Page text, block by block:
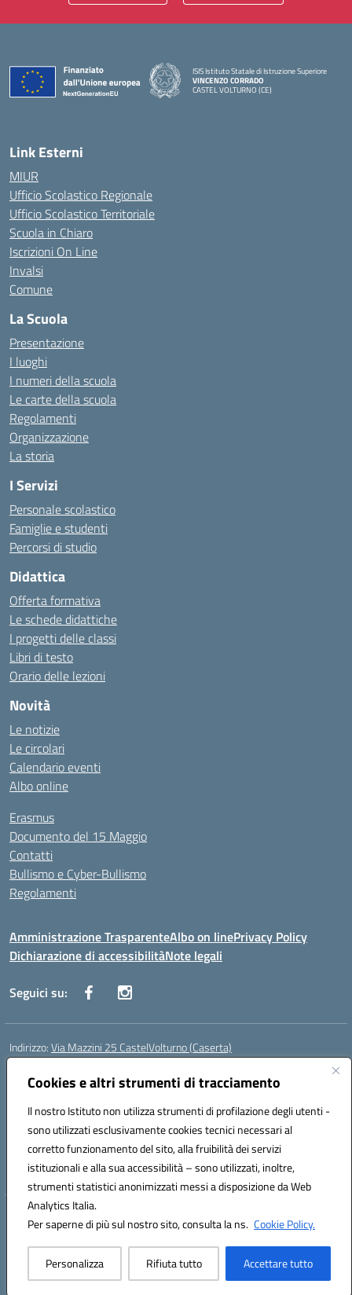
Cookies e altri strumenti di tracciamento
Il nostro Istituto non utilizza strumenti di profilazione degli utenti -
sono utilizzati esclusivamente cookies tecnici necessari al
corretto funzionamento del sito, alla fruibilità dei servizi
istituzionali e alla sua accessibilità – sono utilizzati, inoltre,
strumenti statistici anonimizzati messi a disposizione da Web
Analytics Italia.
Per saperne di più sul nostro sito, consulta la ns. Cookie Policy.
Personalizza Rifiuta tutto Accettare tutto
ISIS Istituto Statale di Istruzione Superiore
VINCENZO CORRADO
CASTEL VOLTURNO (CE)
Link Esterni
MIUR
Ufficio Scolastico Regionale
Ufficio Scolastico Territoriale
Scuola in Chiaro
Iscrizioni On Line
Invalsi
Comune
La Scuola
Presentazione
I luoghi
I numeri della scuola
Le carte della scuola
Regolamenti
Organizzazione
La storia
I Servizi
Personale scolastico
Famiglie e studenti
Percorsi di studio
Didattica
Offerta formativa
Le schede didattiche
I progetti delle classi
Libri di testo
Orario delle lezioni
Novità
Le notizie
Le circolari
Calendario eventi
Albo online
Erasmus
Documento del 15 Maggio
Contatti
Bullismo e Cyber-Bullismo
Regolamenti
Amministrazione TrasparenteAlbo on linePrivacy Policy
Dichiarazione di accessibilitàNote legali
Seguici su:
Indirizzo:Via Mazzini 25 CastelVolturno (Caserta)
Centralino:
Posta elettronica certificata (PEC):ceis014005@pec.istruzione.it
Codice fiscale: 93063510619
Codice meccanografico:CEIS014005
Codice Indice delle Pubbliche Amministrazioni (IPA): istsc_ceis014005
Codice unico di fatturazione (CUF): UOU8EW
Hosting & Powered by 3D Solution S.r.l.
Concept & Design by Designers Italia